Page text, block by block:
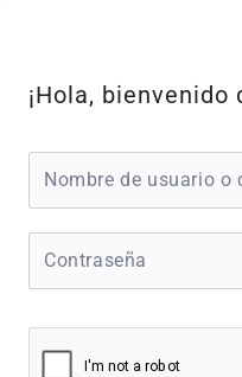
contenido
¡Hola, bienvenido